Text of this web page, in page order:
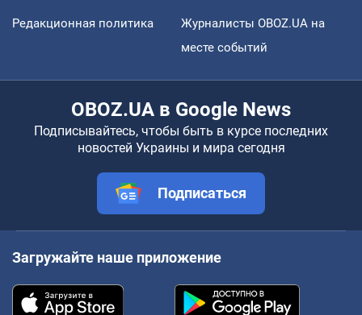
Редакционная политика
Журналисты OBOZ.UA на
месте событий
OBOZ.UA в Google News
Подписывайтесь, чтобы быть в курсе последних
новостей Украины и мира сегодня
Подписаться
Загружайте наше приложение